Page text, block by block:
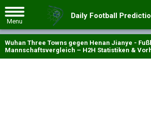
Daily Football
Wuhan Three Towns gegen Henan Jianye -
Mannschaftsvergleich – H2H Statistiken &